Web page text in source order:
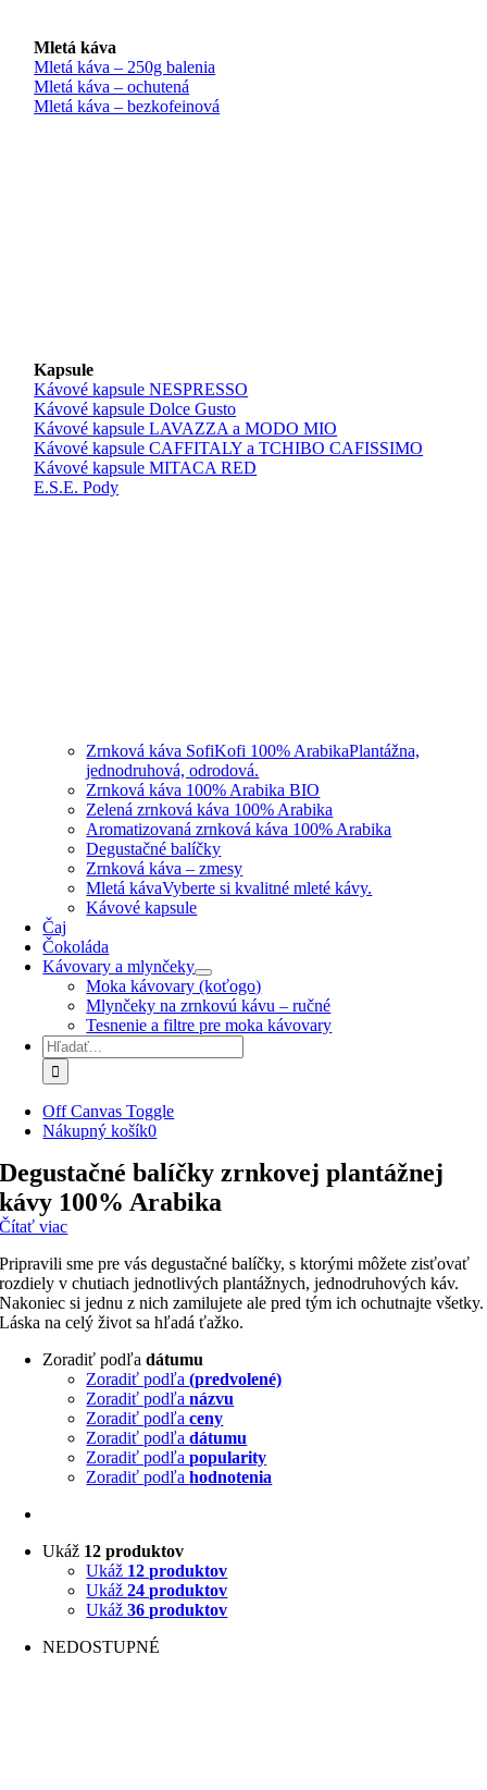
Mletá káva
Mletá káva – 250g balenia
Mletá káva – ochutená
Mletá káva – bezkofeinová
Kapsule
Kávové kapsule NESPRESSO
Kávové kapsule Dolce Gusto
Kávové kapsule LAVAZZA a MODO MIO
Kávové kapsule CAFFITALY a TCHIBO CAFISSIMO
Kávové kapsule MITACA RED
E.S.E. Pody
Zrnková káva SofiKofi 100% ArabikaPlantážna,
jednodruhová, odrodová.
Zrnková káva 100% Arabika BIO
Zelená zrnková káva 100% Arabika
Aromatizovaná zrnková káva 100% Arabika
Degustačné balíčky
Zrnková káva – zmesy
Mletá kávaVyberte si kvalitné mleté kávy.
Kávové kapsule
Čaj
Čokoláda
Kávovary a mlynčeky
Moka kávovary (koťogo)
Mlynčeky na zrnkovú kávu – ručné
Tesnenie a filtre pre moka kávovary
Hľadať:
Off Canvas Toggle
Nákupný košík0
Degustačné balíčky zrnkovej plantážnej
kávy 100% Arabika
Čítať viac
Pripravili sme pre vás degustačné balíčky, s ktorými môžete zisťovať
rozdiely v chutiach jednotlivých plantážnych, jednodruhových káv.
Nakoniec si jednu z nich zamilujete ale pred tým ich ochutnajte všetky.
Láska na celý život sa hľadá ťažko.
Zoradiť podľadátumu
Zoradiť podľa(predvolené)
Zoradiť podľanázvu
Zoradiť podľaceny
Zoradiť podľadátumu
Zoradiť podľapopularity
Zoradiť podľahodnotenia
Ukáž 12 produktov
Ukáž 12 produktov
Ukáž24 produktov
Ukáž36 produktov
NEDOSTUPNÉ